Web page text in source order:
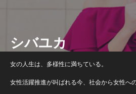
シバユカ
女の人生は、多様性に満ちている。
女性活躍推進が叫ばれる今、社会から女性へ